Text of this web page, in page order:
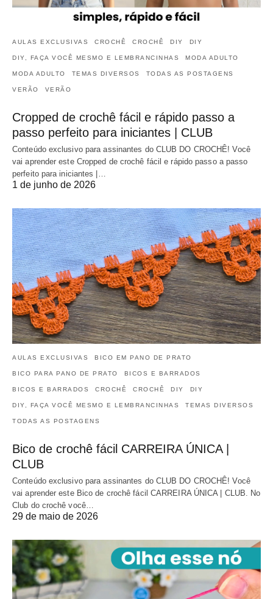
AULAS EXCLUSIVAS CROCHÊ CROCHÊ DIY DIY
DIY, FAÇA VOCÊ MESMO E LEMBRANCINHAS MODA ADULTO
MODA ADULTO TEMAS DIVERSOS TODAS AS POSTAGENS
VERÃO VERÃO
Cropped de crochê fácil e rápido passo a
passo perfeito para iniciantes | CLUB
Conteúdo exclusivo para assinantes do CLUB DO CROCHÊ! Você
vai aprender este Cropped de crochê fácil e rápido passo a passo
perfeito para iniciantes |…
1 de junho de 2026
AULAS EXCLUSIVAS BICO EM PANO DE PRATO
BICO PARA PANO DE PRATO BICOS E BARRADOS
BICOS E BARRADOS CROCHÊ CROCHÊ DIY DIY
DIY, FAÇA VOCÊ MESMO E LEMBRANCINHAS TEMAS DIVERSOS
TODAS AS POSTAGENS
Bico de crochê fácil CARREIRA ÚNICA |
CLUB
Conteúdo exclusivo para assinantes do CLUB DO CROCHÊ! Você
vai aprender este Bico de crochê fácil CARREIRA ÚNICA | CLUB. No
Club do crochê você…
29 de maio de 2026